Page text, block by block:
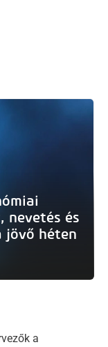
nevetés és
jövő héten
a